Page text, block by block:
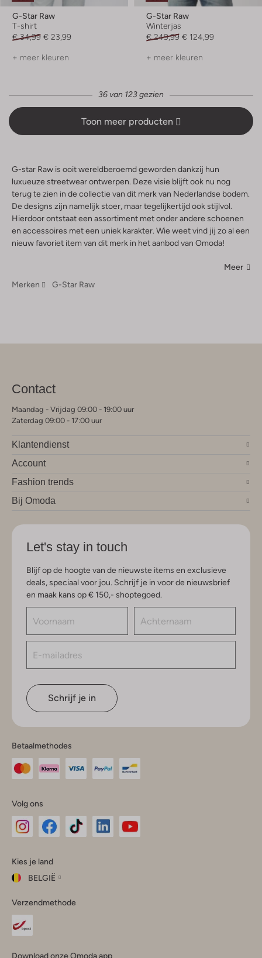
G-Star Raw
T-shirt
€ 34,99 € 23,99
+ meer kleuren
G-Star Raw
Winterjas
€ 249,99 € 124,99
+ meer kleuren
36 van 123 gezien
Toon meer producten
G-star Raw is ooit wereldberoemd geworden dankzij hun
luxueuze streetwear ontwerpen. Deze visie blijft ook nu nog
terug te zien in de collectie van dit merk van Nederlandse bodem.
De designs zijn namelijk stoer, maar tegelijkertijd ook stijlvol.
Hierdoor ontstaat een assortiment met onder andere schoenen
en accessoires met een uniek karakter. Wie weet vind jij zo al een
nieuw favoriet item van dit merk in het aanbod van Omoda!
Meer
Merken
G-Star Raw
Contact
Maandag - Vrijdag 09:00 - 19:00 uur
Zaterdag 09:00 - 17:00 uur
Klantendienst
Account
Fashion trends
Bij Omoda
Let's stay in touch
Blijf op de hoogte van de nieuwste items en exclusieve
deals, speciaal voor jou. Schrijf je in voor de nieuwsbrief
en maak kans op € 150,- shoptegoed.
Schrijf je in
Betaalmethodes
Volg ons
InstagramFacebook
Kies je land
BELGIË
je
land
Verzendmethode
Download onze Omoda app